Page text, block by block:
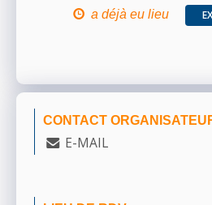
a déjà eu lieu
CONTACT
E-MAIL